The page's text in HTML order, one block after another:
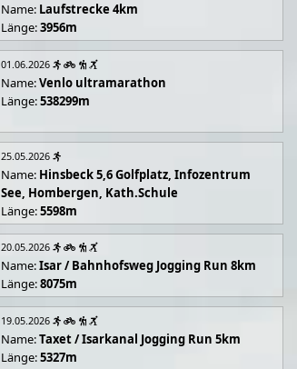
Name: Laufstrecke 4km
Länge:3956m
01.06.2026
Name:Venlo ultramarathon
Länge:538299m
25.05.2026
Name: Hinsbeck 5,6 Golfplatz, Infozentrum
See, Hombergen, Kath.Schule
Länge:5598m
20.05.2026
Name:Isar / Bahnhofsweg Jogging Run 8km
Länge:8075m
19.05.2026
Name:Taxet / Isarkanal Jogging Run 5km
Länge:5327m